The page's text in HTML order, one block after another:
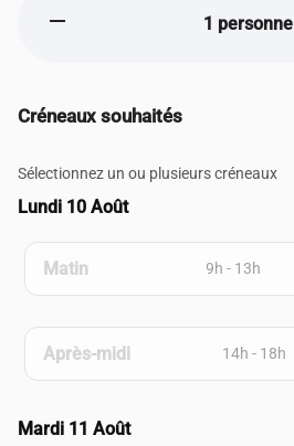
remove 1 personne
Créneaux souhaités
Sélectionnez un ou plusieurs créneaux
Lundi 10 Août
Matin 9h - 13h
Après-midi 14h - 18h
Mardi 11 Août